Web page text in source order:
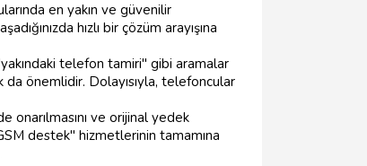
en yakın ve güvenilir
hızlı bir çözüm arayışına
telefon tamiri" gibi aramalar
da önemlidir. Dolayısıyla, telefoncular
onarılmasını ve orijinal yedek
destek" hizmetlerinin tamamına